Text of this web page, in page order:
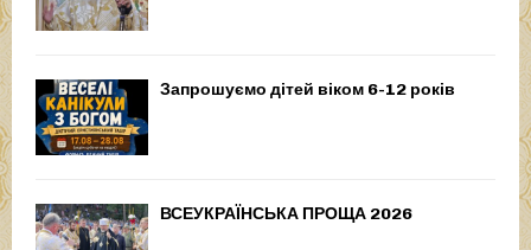
Запрошуємо дітей віком 6-12 років
ВСЕУКРАЇНСЬКА ПРОЩА 2026